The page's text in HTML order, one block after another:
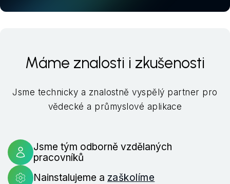
Máme znalosti i zkušenosti
Jsme technicky a znalostně vyspělý partner pro
vědecké a průmyslové aplikace
Jsme tým odborně vzdělaných
pracovníků
Nainstalujeme a zaškolíme